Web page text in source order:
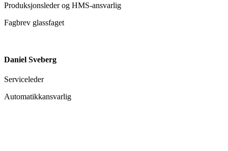
Produksjonsleder og HMS-ansvarlig
Fagbrev glassfaget
Daniel Sveberg
Serviceleder
Automatikkansvarlig